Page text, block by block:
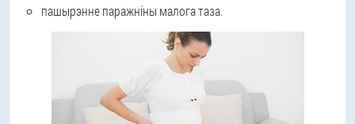
пашырэнне паражніны малога таза.